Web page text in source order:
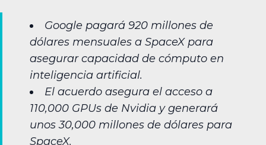
Google pagará 920 millones de
dólares mensuales a SpaceX para
asegurar capacidad de cómputo en
inteligencia artificial.
El acuerdo asegura el acceso a
110,000 GPUs de Nvidia y generará
unos 30,000 millones de dólares para
SpaceX.